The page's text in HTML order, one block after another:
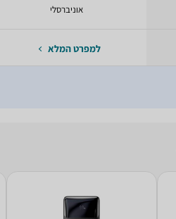
אוניברסלי
למפרט המלא